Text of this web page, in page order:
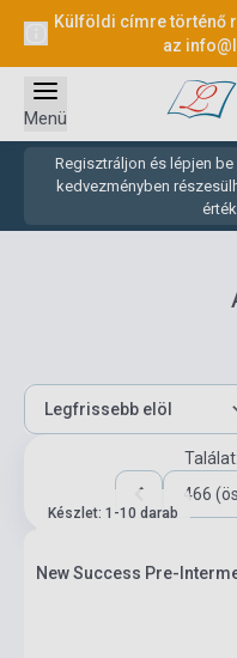
Külföldi címre történő
az
Regisztráljon és lépjen
kedvezményben
Menü
Találat:
466
Készlet: 1-10 darab
New Success Pre-